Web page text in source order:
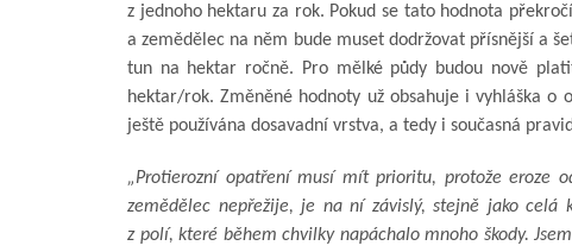
z jednoho hektaru za rok. Pokud se tato hodnota
a zemědělec na něm bude muset dodržovat přísnější a
tun na hektar ročně. Pro mělké půdy budou nově
hektar/rok. Změněné hodnoty už obsahuje i vyhláška o
ještě používána dosavadní vrstva, a tedy i současná
„Protierozní opatření musí mít prioritu, protože eroze
zemědělec nepřežije, je na ní závislý, stejně jako celá
z polí, které během chvilky napáchalo mnoho škody.